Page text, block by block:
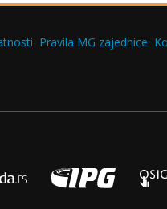
Pravila MG zajednice